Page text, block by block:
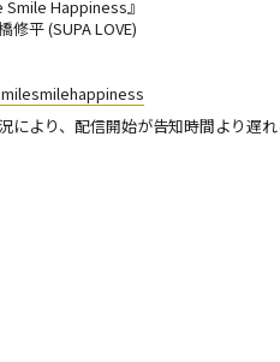
Smile Happiness』
平 (SUPA LOVE)
より、配信開始が告知時間より遅